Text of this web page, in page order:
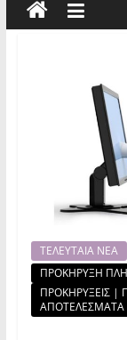
ΤΕΛΕΥΤΑΙΑ ΝΕΑ
ΠΡΟΚΗΡΥΞΗ
ΠΡΟΚΗΡΥΞΕΙΣ |
ΑΠΟΤΕΛΕΣΜΑΤΑ